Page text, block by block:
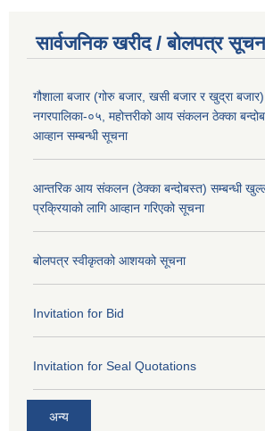
सार्वजनिक खरीद / बोलपत्र
गौशाला बजार (गोरु बजार, खसी बजार र खुद्रा बजार)
नगरपालिका-०५, महोत्तरीको आय संकलन ठेक्का
आव्हान सम्बन्धी सूचना
आन्तरिक आय संकलन (ठेक्का बन्दोबस्त) सम्बन्धी
प्रक्रियाको लागि आव्हान गरिएको सूचना
बोलपत्र स्वीकृतको आशयको सूचना
Invitation for Bid
Invitation for Seal Quotations
अन्य